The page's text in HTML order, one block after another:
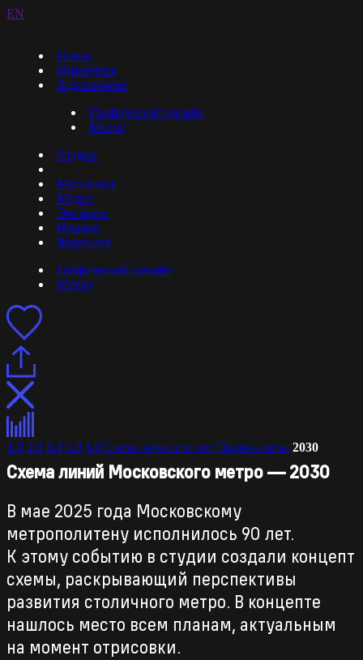
EN
Новое
Инвентарь
Задизайнено
Графический дизайн
Метро
Студия
Магазинус
Медиа
Экспресс
Иронов
Журналус
Графический дизайн
Метро
1.0 2.0 3.0 4.0 5.0 Схема через сто лет Промо-схема 2030
Схема линий Московского метро — 2030
В мае 2025 года Московскому
метрополитену исполнилось 90 лет.
К этому событию в студии создали концепт
схемы, раскрывающий перспективы
развития столичного метро. В концепте
нашлось место всем планам, актуальным
на момент отрисовки.